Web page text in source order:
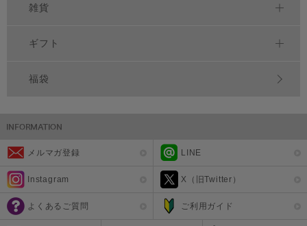
雑貨
ギフト
福袋
メルマガ登録 LINE
Instagram X（旧Twitter）
よくあるご質問 ご利用ガイド